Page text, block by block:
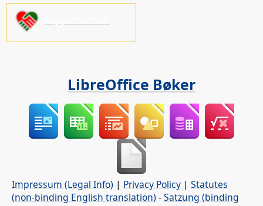
LibreOffice Bøker
Impressum (Legal Info) | Privacy Policy | Statutes
(non-binding English translation) -Satzung (binding